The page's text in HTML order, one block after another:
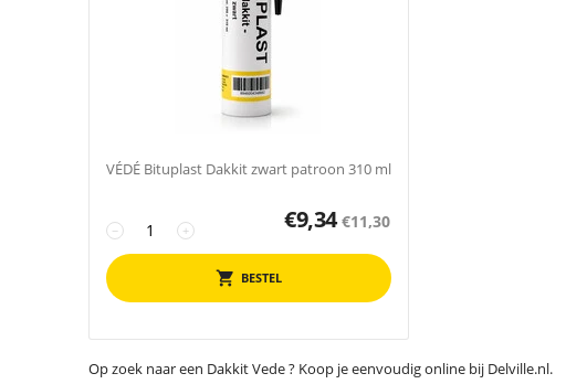
VÉDÉ Bituplast Dakkit zwart patroon 310 ml
+
− €9,34 €11,30
BESTEL
Op zoek naar een Dakkit Vede ? Koop je eenvoudig online bij Delville.nl.